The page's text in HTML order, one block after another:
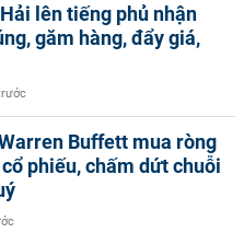
lên tiếng phủ nhận
găm hàng, đẩy giá,
Buffett mua ròng
phiếu, chấm dứt chuỗi